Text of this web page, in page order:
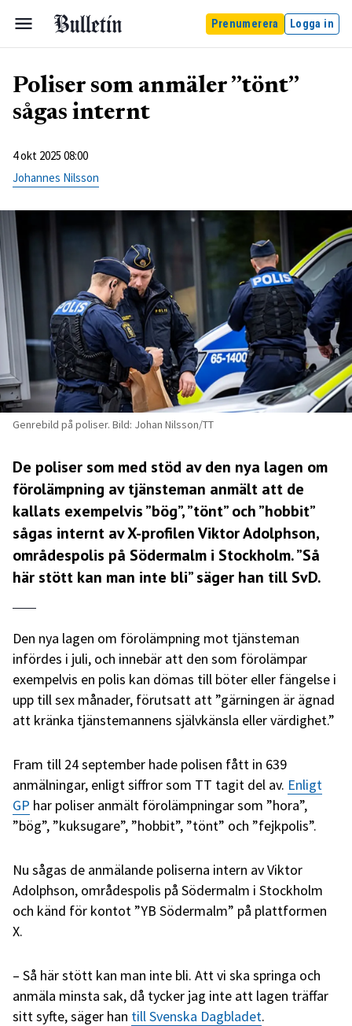
Prenumerera Logga in
Poliser som anmäler ”tönt”
sågas internt
4 okt 2025 08:00
Johannes Nilsson
Genrebild på poliser. Bild: Johan Nilsson/TT
De poliser som med stöd av den nya lagen om
förolämpning av tjänsteman anmält att de
kallats exempelvis ”bög”, ”tönt” och ”hobbit”
sågas internt av X-profilen Viktor Adolphson,
områdespolis på Södermalm i Stockholm. ”Så
här stött kan man inte bli” säger han till SvD.
Den nya lagen om förolämpning mot tjänsteman
infördes i juli, och innebär att den som förolämpar
exempelvis en polis kan dömas till böter eller fängelse i
upp till sex månader, förutsatt att ”gärningen är ägnad
att kränka tjänstemannens självkänsla eller värdighet.”
Fram till 24 september hade polisen fått in 639
anmälningar, enligt siffror som TT tagit del av. Enligt
GP har poliser anmält förolämpningar som ”hora”,
”bög”, ”kuksugare”, ”hobbit”, ”tönt” och ”fejkpolis”.
Nu sågas de anmälande poliserna intern av Viktor
Adolphson, områdespolis på Södermalm i Stockholm
och känd för kontot ”YB Södermalm” på plattformen
X.
– Så här stött kan man inte bli. Att vi ska springa och
anmäla minsta sak, då tycker jag inte att lagen träffar
sitt syfte, säger han till Svenska Dagbladet.